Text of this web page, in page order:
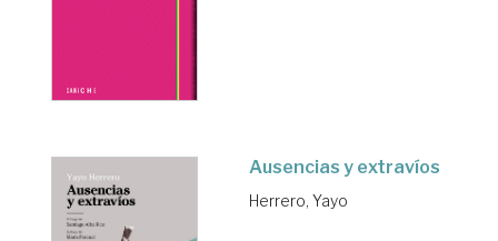
Ausencias y extravíos
Herrero, Yayo